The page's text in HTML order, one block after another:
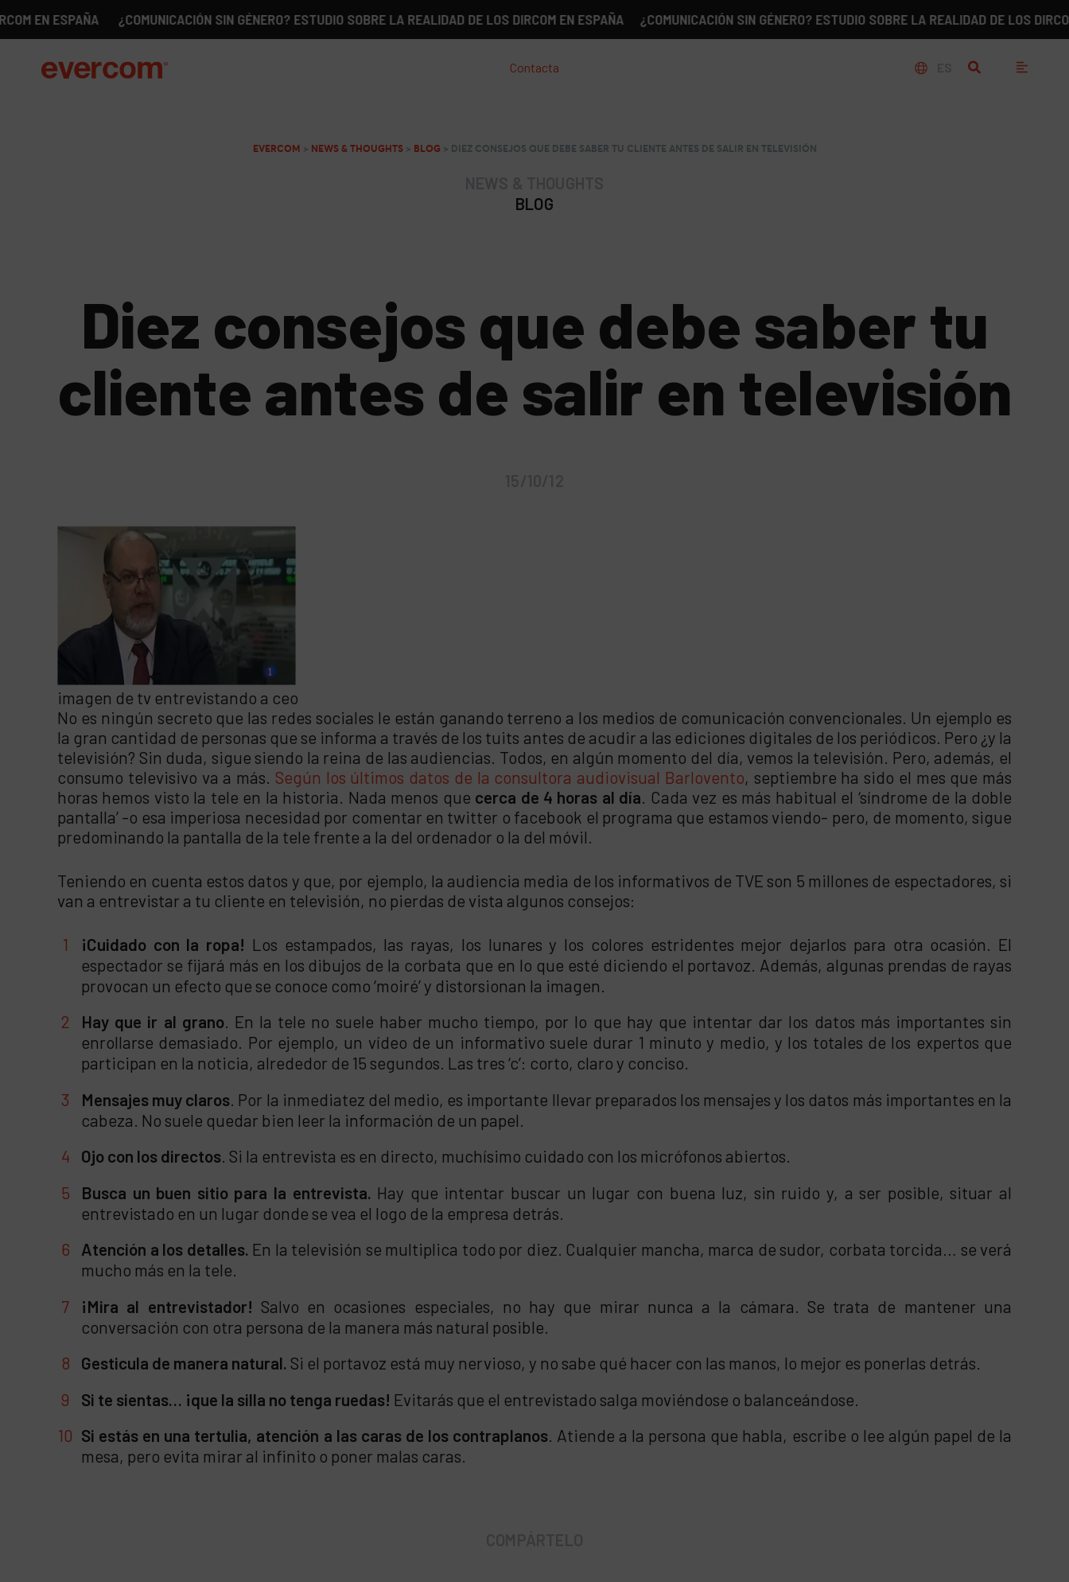
¿COMUNICACIÓN SIN GÉNERO? ESTUDIO SOBRE LA REALIDAD DE LOS DIRCOM EN ESPAÑA ¿COMUNICACIÓN SIN GÉNERO? ESTUDIO SOBRE LA REALIDAD DE LOS DIRCOM EN
Contacta
EVERCOM > NEWS & THOUGHTS> BLOG > DIEZ CONSEJOS QUE DEBE SABER TU CLIENTE ANTES DE SALIR EN TELEVISIÓN
BLOG
Diez consejos que debe saber tu
cliente antes de salir en televisión
imagen de tv entrevistando a ceo
No es ningún secreto que las redes sociales le están ganando terreno a los medios de comunicación convencionales. Un ejemplo es
la gran cantidad de personas que se informa a través de los tuits antes de acudir a las ediciones digitales de los periódicos. Pero ¿y la
televisión? Sin duda, sigue siendo la reina de las audiencias. Todos, en algún momento del día, vemos la televisión. Pero, además, el
consumo televisivo va a más. Según los últimos datos de la consultora audiovisual Barlovento, septiembre ha sido el mes que más
horas hemos visto la tele en la historia. Nada menos que cerca de 4 horas al día. Cada vez es más habitual el ‘síndrome de la doble
pantalla’ -o esa imperiosa necesidad por comentar en twitter o facebook el programa que estamos viendo- pero, de momento, sigue
predominando la pantalla de la tele frente a la del ordenador o la del móvil.
Teniendo en cuenta estos datos y que, por ejemplo, la audiencia media de los informativos de TVE son 5 millones de espectadores, si
van a entrevistar a tu cliente en televisión, no pierdas de vista algunos consejos:
¡Cuidado con la ropa! Los estampados, las rayas, los lunares y los colores estridentes mejor dejarlos para otra ocasión. El
espectador se fijará más en los dibujos de la corbata que en lo que esté diciendo el portavoz. Además, algunas prendas de rayas
provocan un efecto que se conoce como ‘moiré’ y distorsionan la imagen.
Hay que ir al grano. En la tele no suele haber mucho tiempo, por lo que hay que intentar dar los datos más importantes sin
enrollarse demasiado. Por ejemplo, un vídeo de un informativo suele durar 1 minuto y medio, y los totales de los expertos que
participan en la noticia, alrededor de 15 segundos. Las tres ‘c’: corto, claro y conciso.
Mensajes muy claros . Por la inmediatez del medio, es importante llevar preparados los mensajes y los datos más importantes en la
cabeza. No suele quedar bien leer la información de un papel.
Ojo con los directos. Si la entrevista es en directo, muchísimo cuidado con los micrófonos abiertos.
Busca un buen sitio para la entrevista. Hay que intentar buscar un lugar con buena luz, sin ruido y, a ser posible, situar al
entrevistado en un lugar donde se vea el logo de la empresa detrás.
Atención a los detalles. En la televisión se multiplica todo por diez. Cualquier mancha, marca de sudor, corbata torcida… se verá
mucho más en la tele.
¡Mira al entrevistador! Salvo en ocasiones especiales, no hay que mirar nunca a la cámara. Se trata de mantener una
conversación con otra persona de la manera más natural posible.
Gesticula de manera natural. Si el portavoz está muy nervioso, y no sabe qué hacer con las manos, lo mejor es ponerlas detrás.
Si te sientas… ¡que la silla no tenga ruedas! Evitarás que el entrevistado salga moviéndose o balanceándose.
Si estás en una tertulia, atención a las caras de los contraplanos. Atiende a la persona que habla, escribe o lee algún papel de la
mesa, pero evita mirar al infinito o poner malas caras.